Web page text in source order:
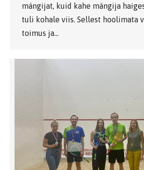
mängijat, kuid kahe mängija
tuli kohale viis. Sellest hoolimata
toimus ja…